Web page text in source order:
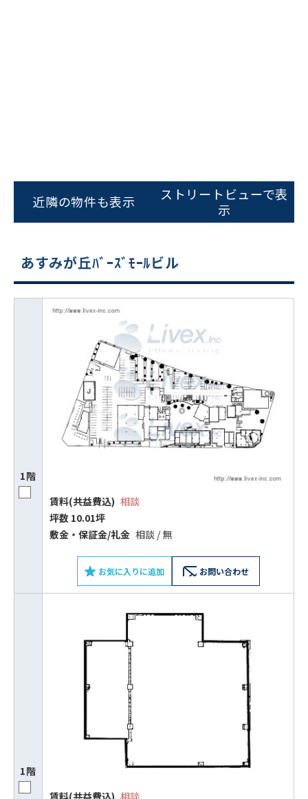
近隣の物件も表示
ストリートビューで表
示
あすみが丘ﾊﾞｰｽﾞﾓｰﾙビル
1階
賃料(共益費込) 相談
坪数 10.01坪
敷⾦‧保証⾦/礼⾦ 相談 / 無
お気に入りに追加 お問い合わせ
1階
賃料(共益費込) 相談